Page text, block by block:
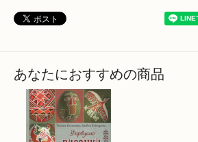
あなたにおすすめの商品